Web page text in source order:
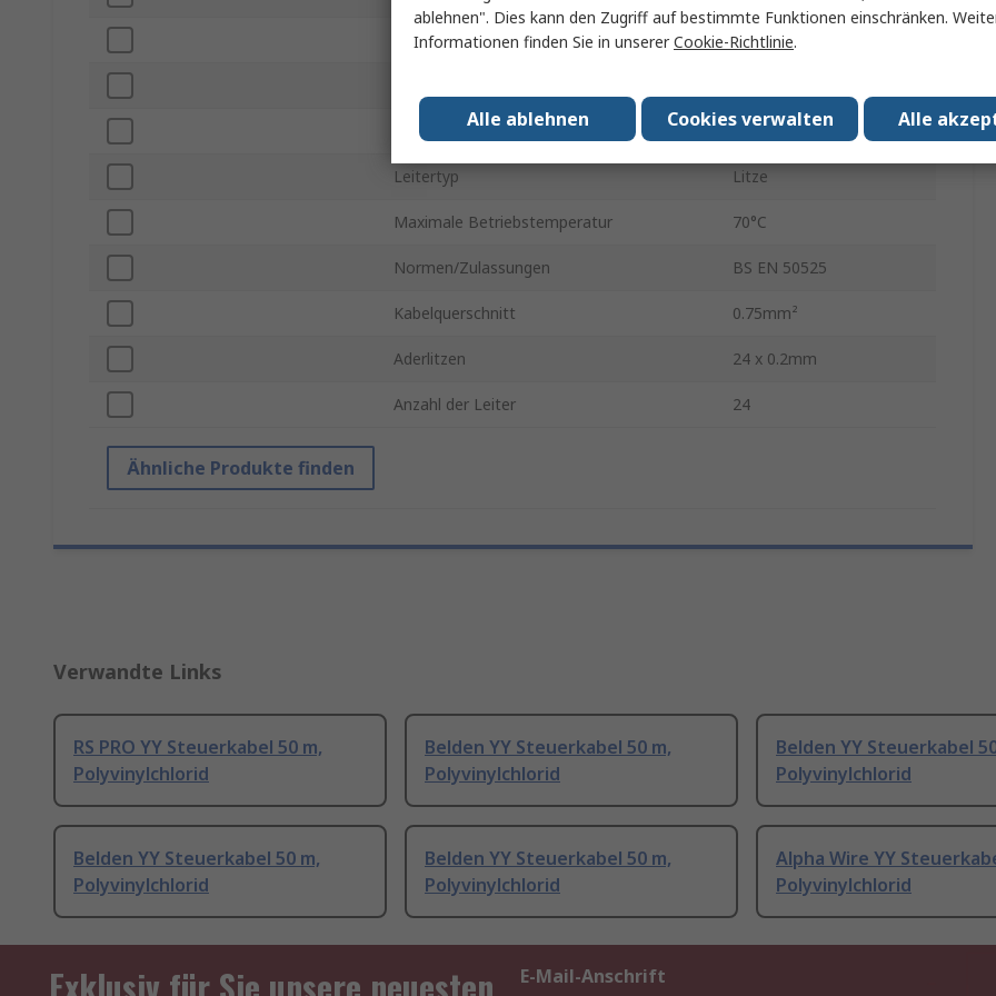
Mantelfarbe Grau
Kabellänge 50m
Leitertyp Litze
Maximale Betriebstemperatur 70°C
Normen/Zulassungen BS EN 50525
Kabelquerschnitt 0.75mm²
Aderlitzen 24 x 0.2mm
Anzahl der Leiter 24
Ähnliche Produkte finden
Verwandte Links
RS PRO YY Steuerkabel 50 m,
Polyvinylchlorid
Belden YY Steuerkabel 50 m,
Polyvinylchlorid
Belden YY Steuerkabel
Polyvinylchlorid
Belden YY Steuerkabel 50 m,
Polyvinylchlorid
Belden YY Steuerkabel 50 m,
Polyvinylchlorid
Alpha Wire YY
Polyvinylchlorid
E-Mail-Anschrift
ablehnen". Dies kann den Zugriff auf bestimmte Funktionen einschränken.
Informationen finden Sie in unsererCookie-Richtlinie.
Alle
Cookies verwalten
Alle ablehnen